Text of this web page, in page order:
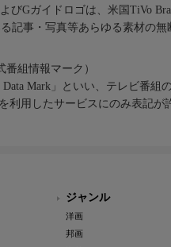
びGガイドロゴは、米国TiVo
記事・写真等あらゆる素材の無
番組情報マーク）
Mark」といい、テレビ番組
利用したサービスにのみ表記が
ジャンル
洋画
邦画